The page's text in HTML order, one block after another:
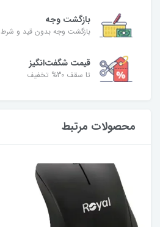
بازگشت وجه
بازگشت وجه بدون قید و شرط
قیمت شگفت‌انگیز
تا سقف 30% تخفیف
محصولات مرتبط